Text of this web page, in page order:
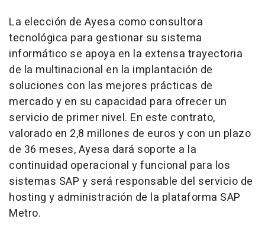
La elección de Ayesa como consultora
tecnológica para gestionar su sistema
informático se apoya en la extensa trayectoria
de la multinacional en la implantación de
soluciones con las mejores prácticas de
mercado y en su capacidad para ofrecer un
servicio de primer nivel. En este contrato,
valorado en 2,8 millones de euros y con un plazo
de 36 meses, Ayesa dará soporte a la
continuidad operacional y funcional para los
sistemas SAP y será responsable del servicio de
hosting y administración de la plataforma SAP
Metro.